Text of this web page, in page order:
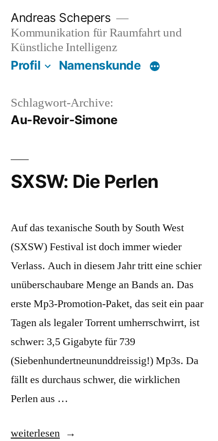
Inhalt
springen
Andreas Schepers
Kommunikation für Raumfahrt und
Künstliche Intelligenz
Profil Namenskunde
Schlagwort-Archive:
Au-Revoir-Simone
SXSW: Die Perlen
Auf das texanische South by South West
(SXSW) Festival ist doch immer wieder
Verlass. Auch in diesem Jahr tritt eine schier
unüberschaubare Menge an Bands an. Das
erste Mp3-Promotion-Paket, das seit ein paar
Tagen als legaler Torrent umherrschwirrt, ist
schwer: 3,5 Gigabyte für 739
(Siebenhundertneununddreissig!) Mp3s. Da
fällt es durchaus schwer, die wirklichen
Perlen aus …
„SXSW:
weiterlesen